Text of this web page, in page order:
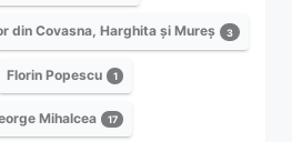
din Covasna, Harghita și Mureș 3
Florin Popescu 1
Mihalcea 17